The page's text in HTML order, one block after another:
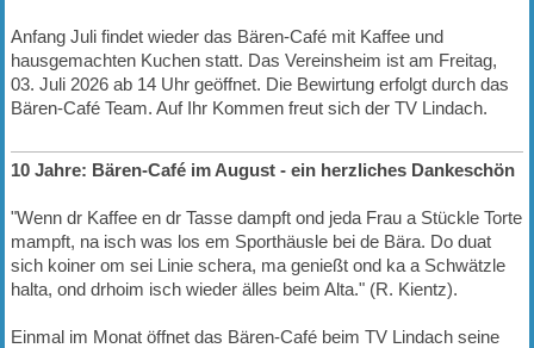
Anfang Juli findet wieder das Bären-Café mit Kaffee und
hausgemachten Kuchen statt. Das Vereinsheim ist am Freitag,
03. Juli 2026 ab 14 Uhr geöffnet. Die Bewirtung erfolgt durch das
Bären-Café Team. Auf Ihr Kommen freut sich der TV Lindach.
10 Jahre: Bären-Café im August - ein herzliches Dankeschön
"Wenn dr Kaffee en dr Tasse dampft ond jeda Frau a Stückle Torte
mampft, na isch was los em Sporthäusle bei de Bära. Do duat
sich koiner om sei Linie schera, ma genießt ond ka a Schwätzle
halta, ond drhoim isch wieder älles beim Alta." (R. Kientz).
Einmal im Monat öffnet das Bären-Café beim TV Lindach seine